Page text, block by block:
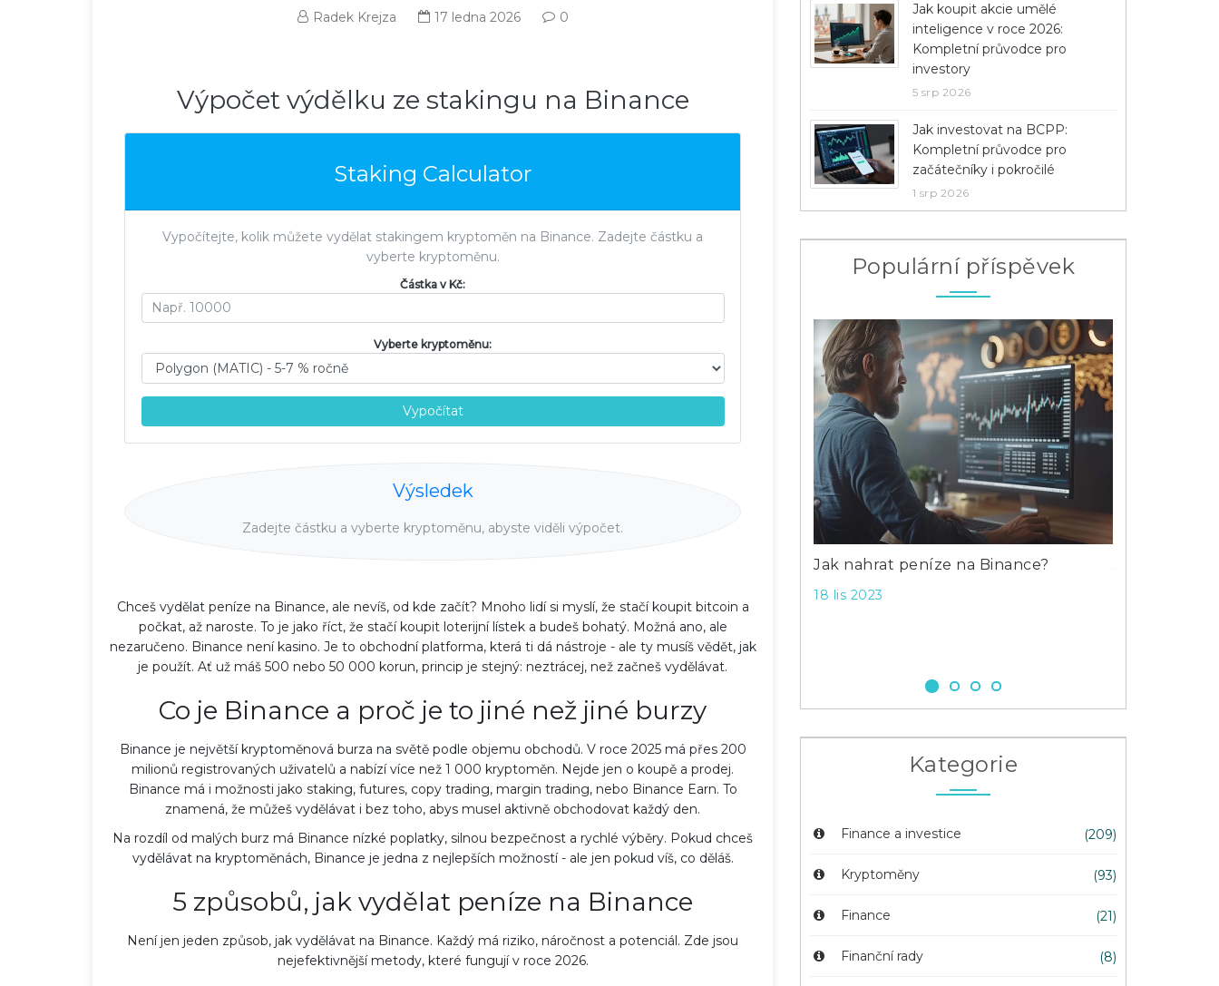
Radek Krejza 17 ledna 2026 0
Výpočet výdělku ze stakingu na Binance
Staking Calculator
Vypočítejte, kolik můžete vydělat stakingem kryptoměn na Binance. Zadejte částku a
vyberte kryptoměnu.
Částka v Kč:
Vyberte kryptoměnu:
Vypočítat
Výsledek
Zadejte částku a vyberte kryptoměnu, abyste viděli výpočet.
Chceš vydělat peníze na Binance, ale nevíš, od kde začít? Mnoho lidí si myslí, že stačí koupit bitcoin a
počkat, až naroste. To je jako říct, že stačí koupit loterijní lístek a budeš bohatý. Možná ano, ale
nezaručeno. Binance není kasino. Je to obchodní platforma, která ti dá nástroje - ale ty musíš vědět, jak
je použít. Ať už máš 500 nebo 50 000 korun, princip je stejný: neztrácej, než začneš vydělávat.
Co je Binance a proč je to jiné než jiné burzy
Binance je největší kryptoměnová burza na světě podle objemu obchodů. V roce 2025 má přes 200
milionů registrovaných uživatelů a nabízí více než 1 000 kryptoměn. Nejde jen o koupě a prodej.
Binance má i možnosti jako staking, futures, copy trading, margin trading, nebo Binance Earn. To
znamená, že můžeš vydělávat i bez toho, abys musel aktivně obchodovat každý den.
Na rozdíl od malých burz má Binance nízké poplatky, silnou bezpečnost a rychlé výběry. Pokud chceš
vydělávat na kryptoměnách, Binance je jedna z nejlepších možností - ale jen pokud víš, co děláš.
5 způsobů, jak vydělat peníze na Binance
Není jen jeden způsob, jak vydělávat na Binance. Každý má riziko, náročnost a potenciál. Zde jsou
nejefektivnější metody, které fungují v roce 2026.
Jak koupit akcie umělé
inteligence v roce 2026:
Kompletní průvodce pro
investory
5 srp 2026
Jak investovat na BCPP:
Kompletní průvodce pro
začátečníky i pokročilé
1 srp 2026
Populární příspěvek
altcoinů
22 čen 2026
Jak nahrat peníze na Binance?
18 lis 2023
Kategorie
Finance a investice (209)
Kryptoměny (93)
Finance (21)
Finanční rady (8)